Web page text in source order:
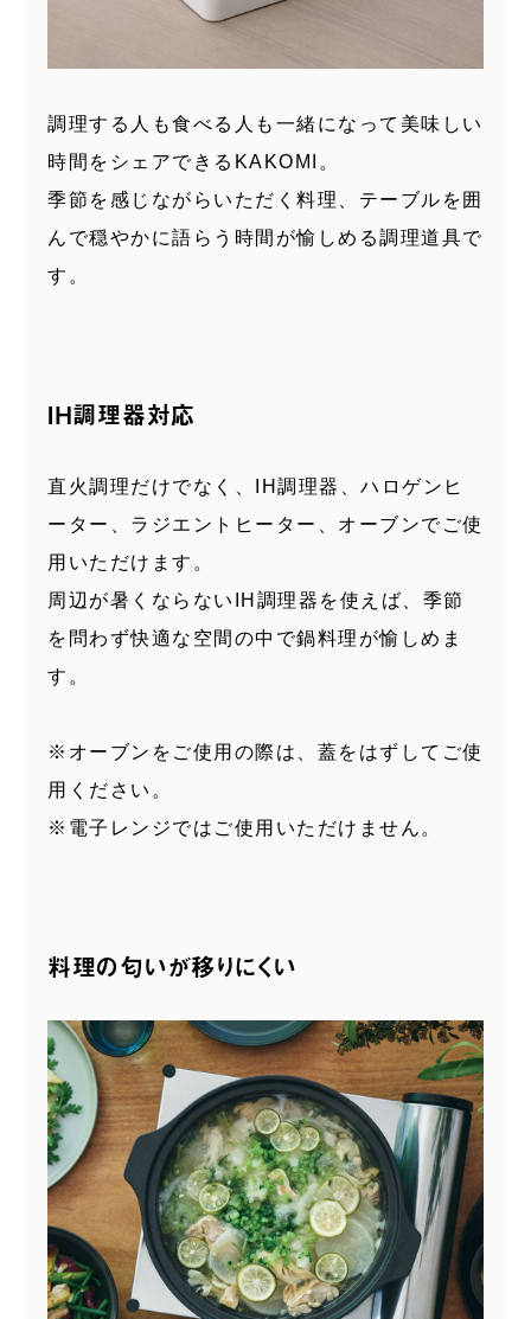
調理する人も食べる人も一緒になって美味しい
時間をシェアできるKAKOMI。
季節を感じながらいただく料理、テーブルを囲
んで穏やかに語らう時間が愉しめる調理道具で
す。
IH調理器対応
直火調理だけでなく、IH調理器、ハロゲンヒ
ーター、ラジエントヒーター、オーブンでご使
用いただけます。
周辺が暑くならないIH調理器を使えば、季節
を問わず快適な空間の中で鍋料理が愉しめま
す。
※オーブンをご使用の際は、蓋をはずしてご使
用ください。
※電子レンジではご使用いただけません。
料理の匂いが移りにくい